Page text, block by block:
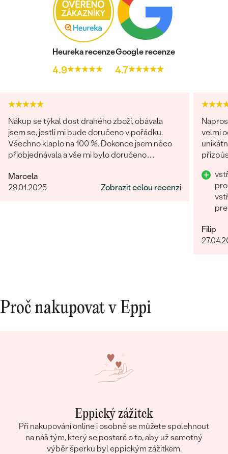
PŘIBLIŽNÁ VÁHA: 2.28 g
Detaily o osazeném drahokamu Náušnice
6.5mm
BARVA:
PŮVOD:
Přírodní
Postranní drahokamy Náušnice
POČET:
Heureka recenze
4.9
Google recenze
4.7
Nákup se týkal dost drahého zboží, obávala
jsem se, jestli mi bude doručeno v pořádku.
Všechno klaplo na 100 %. Dokonce jsem něco
přiobjednávala a vše mi bylo doručeno
doporučit.
Marcela
29.01.2025
Zobrazit celou recenzi
velmi
Filip
Proč nakupovat v Eppi
Eppický zážitek
Při nakupování online i osobně se můžete spolehnout
na náš tým, který se postará o to, aby už samotný
výběr šperku byl eppickým zážitkem.